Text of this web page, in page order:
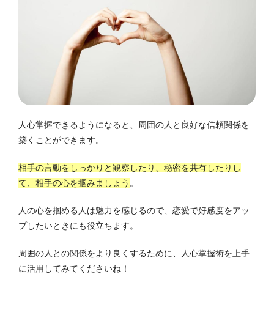
人心掌握できるようになると、周囲の人と良好な信頼関係を
築くことができます。
相手の言動をしっかりと観察したり、秘密を共有したりし
て、相手の心を掴みましょう 。
人の心を掴める人は魅力を感じるので、恋愛で好感度をアッ
プしたいときにも役立ちます。
周囲の人との関係をより良くするために、人心掌握術を上手
に活用してみてくださいね！